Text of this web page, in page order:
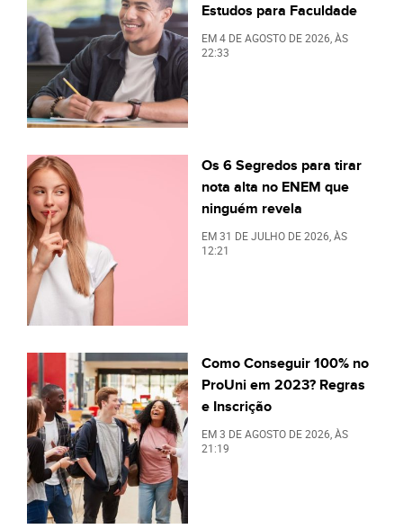
Estudos para Faculdade
EM4 DE AGOSTO DE 2026 , ÀS
22:33
Os 6 Segredos para tirar
nota alta no ENEM que
ninguém revela
EM31 DE JULHO DE 2026 , ÀS
12:21
Como Conseguir 100% no
ProUni em 2023? Regras
e Inscrição
EM3 DE AGOSTO DE 2026 , ÀS
21:19